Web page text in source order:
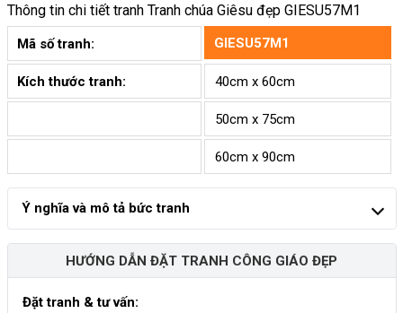
Thông tin chi tiết tranh Tranh chúa Giêsu đẹp GIESU57M1
Mã số tranh: GIESU57M1
Kích thước tranh: 40cm x 60cm
50cm x 75cm
60cm x 90cm
Ý nghĩa và mô tả bức tranh
HƯỚNG DẪN ĐẶT TRANH CÔNG GIÁO ĐẸP
Đặt tranh & tư vấn: